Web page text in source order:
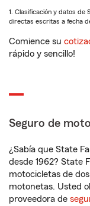
1. Clasificación y datos de
directas escritas a fecha
Comience su
rápido y sencillo!
Seguro de
¿Sabía que State
desde 1962? State
motocicletas de
motonetas. Usted
proveedora de